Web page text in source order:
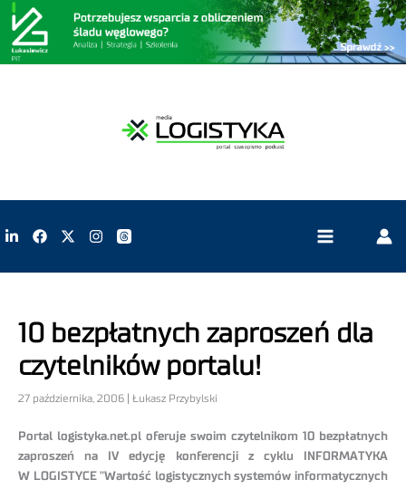
10 bezpłatnych zaproszeń dla
czytelników portalu!
27 października, 2006 | Łukasz Przybylski
Portal logistyka.net.pl oferuje swoim czytelnikom 10 bezpłatnych
zaproszeń na IV edycję konferencji z cyklu INFORMATYKA
W LOGISTYCE "Wartość logistycznych systemów informatycznych